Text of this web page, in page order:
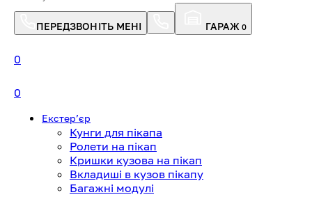
ПЕРЕДЗВОНІТЬ МЕНІ ГАРАЖ 0
0
0
Екстерʼєр
Кунги для пікапа
Ролети на пікап
Кришки кузова на пікап
Вкладиші в кузов пікапу
Багажні модулі